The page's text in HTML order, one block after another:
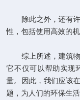
除此之外，还有许
性，包括使用高效的
综上所述，建筑物
它不仅可以帮助实现
量。因此，我们应该
题，为人们的环保生